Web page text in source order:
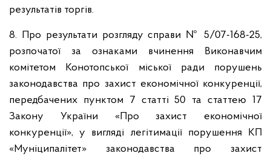
результатів торгів.
8. Про результати розгляду справи № 5/07-168-25,
розпочатої за ознаками вчинення Виконавчим
комітетом Конотопської міської ради порушень
законодавства про захист економічної конкуренції,
передбачених пунктом 7 статті 50 та статтею 17
Закону України «Про захист економічної
конкуренції», у вигляді легітимації порушення КП
«Муніципалітет» законодавства про захист